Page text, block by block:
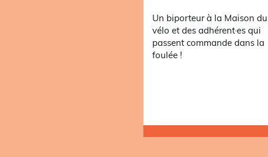
Un biporteur à la Maison du
vélo et des adhérent·es qui
passent commande dans la
foulée !